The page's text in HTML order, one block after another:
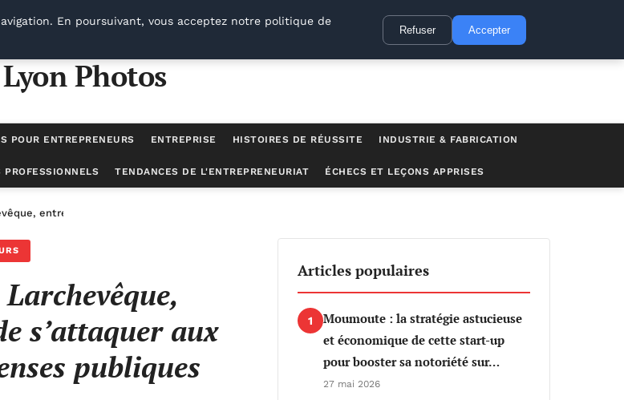
Lyon Photos
POUR ENTREPRENEURS ENTREPRISE HISTOIRES DE RÉUSSITE INDUSTRIE & FABRICATION
PROFESSIONNELS TENDANCES DE L'ENTREPRENEURIAT ÉCHECS ET LEÇONS APPRISES
entrepreneur, il est temps de s’attaquer aux causes profondes des dépenses publiques
s’attaquer aux
publiques
Articles populaires
1
Moumoute : la stratégie astucieuse
et économique de cette start-up
pour booster sa notoriété sur…
27 mai 2026
En poursuivant, vous acceptez notre politique de
Refuser Accepter